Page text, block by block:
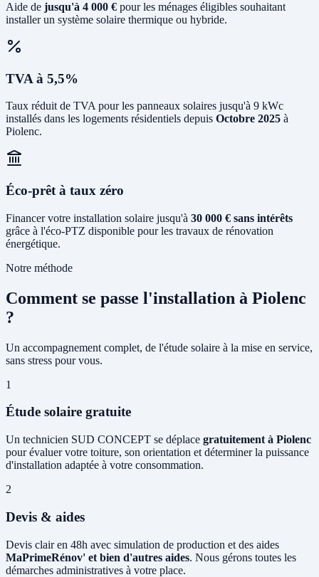
Aide de jusqu'à 4 000 € pour les ménages éligibles souhaitant
installer un système solaire thermique ou hybride.
TVA à 5,5%
Taux réduit de TVA pour les panneaux solaires jusqu'à 9 kWc
installés dans les logements résidentiels depuis Octobre 2025 à
Piolenc.
Éco-prêt à taux zéro
Financer votre installation solaire jusqu'à 30 000 € sans intérêts
grâce à l'éco-PTZ disponible pour les travaux de rénovation
énergétique.
Notre méthode
Comment se passe l'installation à Piolenc
?
Un accompagnement complet, de l'étude solaire à la mise en service,
sans stress pour vous.
1
Étude solaire gratuite
Un technicien SUD CONCEPT se déplace gratuitement à Piolenc
pour évaluer votre toiture, son orientation et déterminer la puissance
d'installation adaptée à votre consommation.
2
Devis & aides
Devis clair en 48h avec simulation de production et des aides
MaPrimeRénov' et bien d'autres aides. Nous gérons toutes les
démarches administratives à votre place.